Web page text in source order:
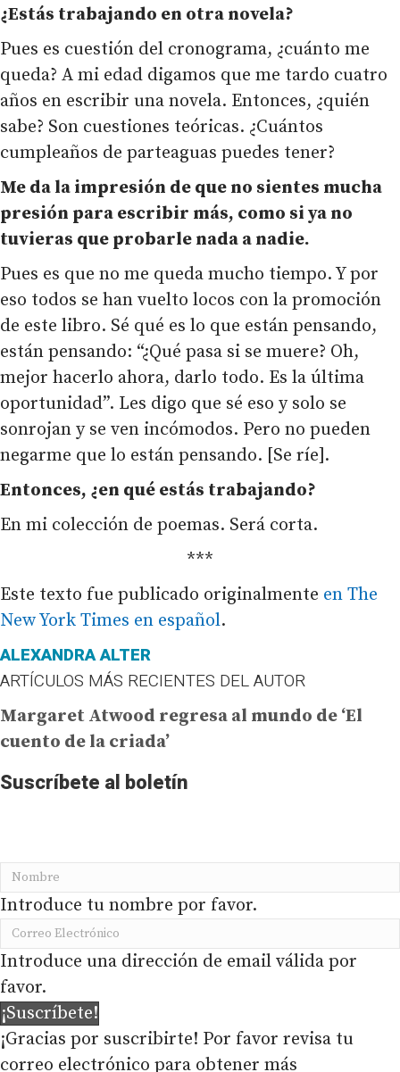
¿Estás trabajando en otra novela?
Pues es cuestión del cronograma, ¿cuánto me
queda? A mi edad digamos que me tardo cuatro
años en escribir una novela. Entonces, ¿quién
sabe? Son cuestiones teóricas. ¿Cuántos
cumpleaños de parteaguas puedes tener?
Me da la impresión de que no sientes mucha
presión para escribir más, como si ya no
tuvieras que probarle nada a nadie.
Pues es que no me queda mucho tiempo. Y por
eso todos se han vuelto locos con la promoción
de este libro. Sé qué es lo que están pensando,
están pensando: “¿Qué pasa si se muere? Oh,
mejor hacerlo ahora, darlo todo. Es la última
oportunidad”. Les digo que sé eso y solo se
sonrojan y se ven incómodos. Pero no pueden
negarme que lo están pensando. [Se ríe].
Entonces, ¿en qué estás trabajando?
En mi colección de poemas. Será corta.
***
Este texto fue publicado originalmente en The
New York Times en español.
ALEXANDRA ALTER
ARTÍCULOS MÁS RECIENTES DEL AUTOR
Margaret Atwood regresa al mundo de ‘El
cuento de la criada’
Suscríbete al boletín
Introduce tu nombre por favor.
Introduce una dirección de email válida por
favor.
¡Suscríbete!
¡Gracias por suscribirte! Por favor revisa tu
correo electrónico para obtener más